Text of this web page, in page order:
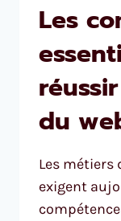
Les
du
Les métiers
exigent